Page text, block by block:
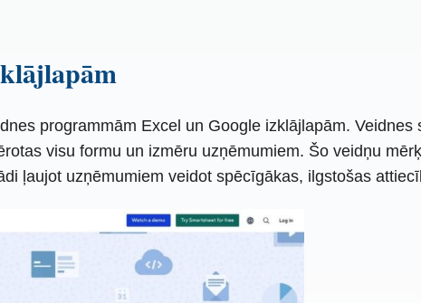
programmām Excel un Google izklājlapām. Veidnes
visu formu un izmēru uzņēmumiem. Šo veidņu
ļaujot uzņēmumiem veidot spēcīgākas, ilgstošas